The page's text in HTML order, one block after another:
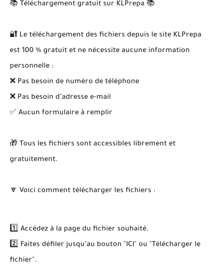
📚 Téléchargement gratuit sur KLPrepa 📚
🔐 Le téléchargement des fichiers depuis le site KLPrepa
est 100 % gratuit et ne nécessite aucune information
personnelle :
❌ Pas besoin de numéro de téléphone
❌ Pas besoin d’adresse e-mail
✅ Aucun formulaire à remplir
🎁 Tous les fichiers sont accessibles librement et
gratuitement.
🔽 Voici comment télécharger les fichiers :
1️⃣ Accédez à la page du fichier souhaité.
2️⃣ Faites défiler jusqu’au bouton "ICI" ou "Télécharger le
fichier".